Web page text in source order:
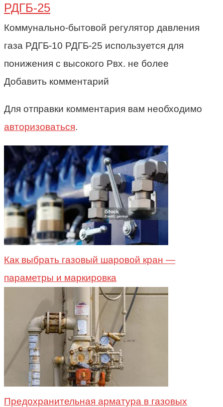
РДГБ-25
Коммунально-бытовой регулятор давления
газа РДГБ-10 РДГБ-25 используется для
понижения с высокого Рвх. не более
Добавить комментарий
Для отправки комментария вам необходимо
авторизоваться.
Как выбрать газовый шаровой кран —
параметры и маркировка
Предохранительная арматура в газовых